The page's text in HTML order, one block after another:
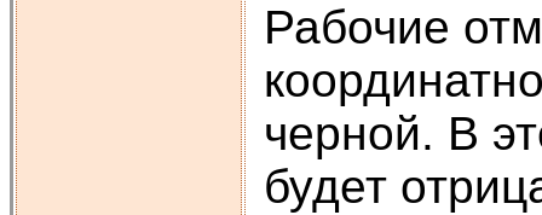
Рабочие
черной. В
будет